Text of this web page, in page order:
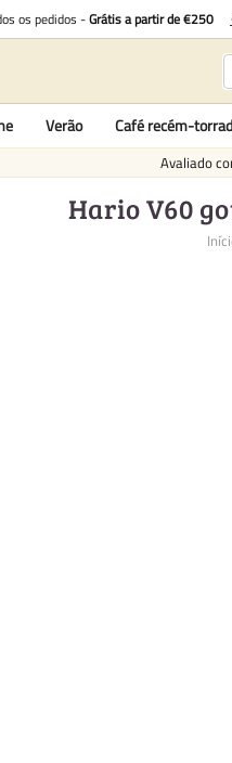
os pedidos -Grátis a partir de €250
Verão Café recém-
Avaliado
Hario V60